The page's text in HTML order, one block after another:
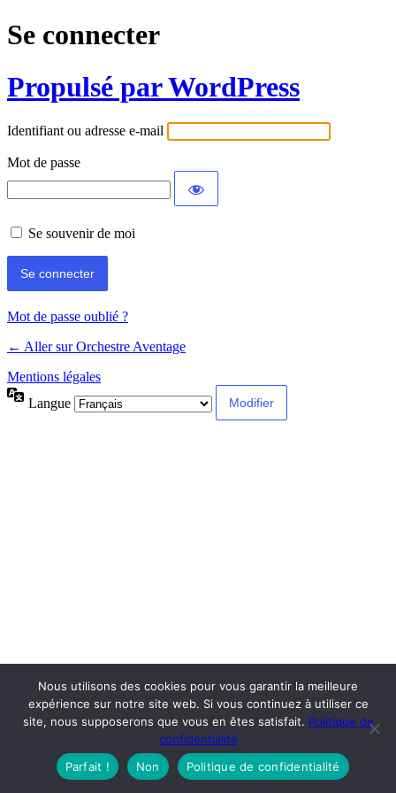
Se connecter
Propulsé par WordPress
Identifiant ou adresse e-mail
Mot de passe
Se souvenir de moi
Mot de passe oublié ?
← Aller sur Orchestre Aventage
Mentions légales
Langue
Nous utilisons des cookies pour vous garantir la meilleure
expérience sur notre site web. Si vous continuez à utiliser ce
site, nous supposerons que vous en êtes satisfait. Politique de
confidentialité
Parfait !
Non Politique de confidentialité